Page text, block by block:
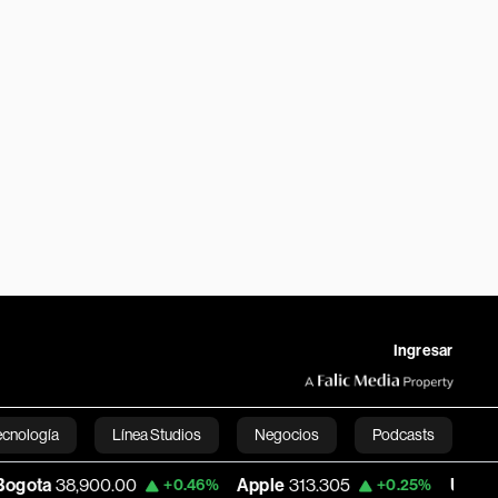
Ingresar
Línea Studios Negocios Podcasts
English
+0.46% Apple 313.305 +0.25% USD COP 3,159.60